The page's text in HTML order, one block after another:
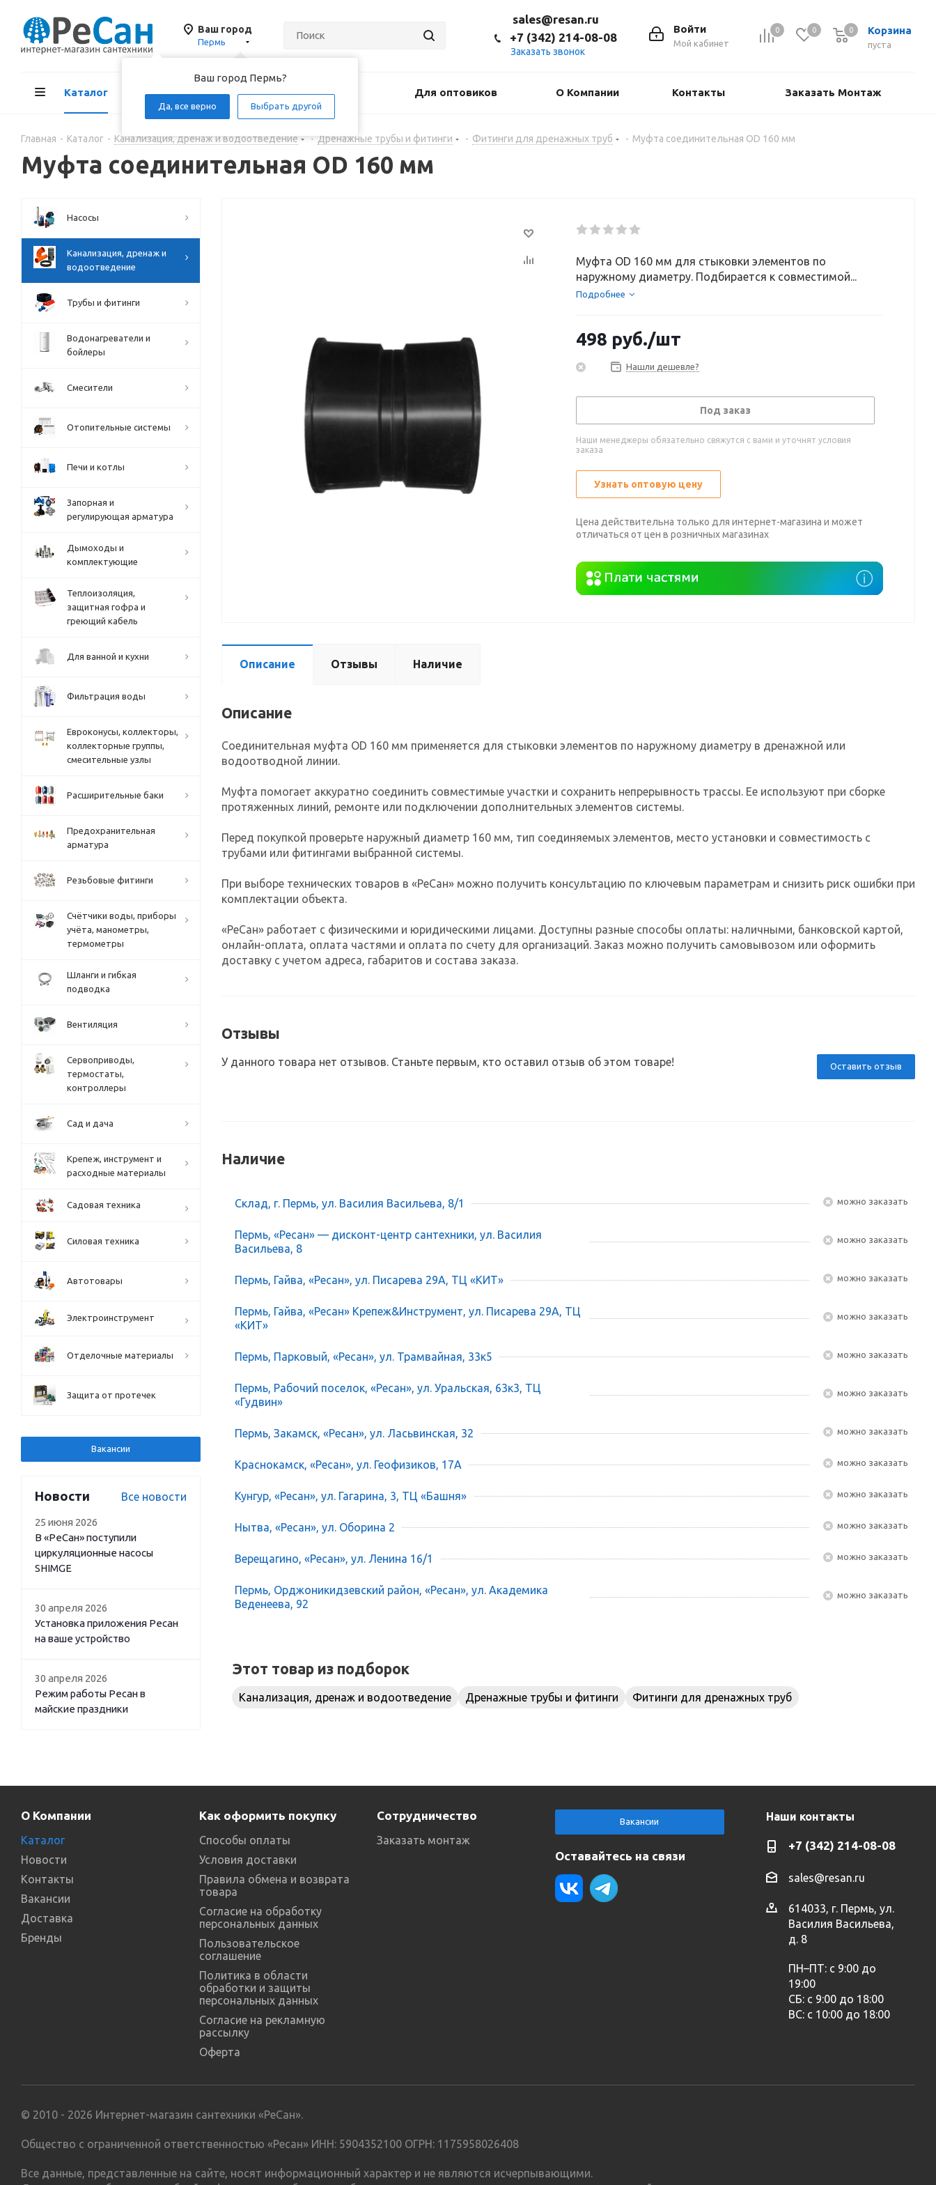
Ваш город
Пермь
Ваш город Пермь?
Да, все верно Выбрать другой
0 0 Корзина
пуста
0
Войти
Мой кабинет
sales@resan.ru
+7 (342) 214-08-08
Заказать звонок
Каталог Акции Доставка Для оптовиков О Компании Контакты Заказать Монтаж
Главная - Каталог - Канализация, дренаж и водоотведение - Дренажные трубы и фитинги - Фитинги для дренажных труб - Муфта соединительная OD 160 мм
Муфта соединительная OD 160 мм
Муфта OD 160 мм для стыковки элементов по
наружному диаметру. Подбирается к совместимой...
Подробнее
498 руб./шт
Нашли дешевле?
Под заказ
Наши менеджеры обязательно свяжутся с вами и уточнят условия
заказа
Узнать оптовую цену
Цена действительна только для интернет-магазина и может
отличаться от цен в розничных магазинах
Описание Отзывы Наличие
Описание
Соединительная муфта OD 160 мм применяется для стыковки элементов по наружному диаметру в дренажной или
водоотводной линии.
Муфта помогает аккуратно соединить совместимые участки и сохранить непрерывность трассы. Ее используют при сборке
протяженных линий, ремонте или подключении дополнительных элементов системы.
Перед покупкой проверьте наружный диаметр 160 мм, тип соединяемых элементов, место установки и совместимость с
трубами или фитингами выбранной системы.
При выборе технических товаров в «РеСан» можно получить консультацию по ключевым параметрам и снизить риск ошибки при
комплектации объекта.
«РеСан» работает с физическими и юридическими лицами. Доступны разные способы оплаты: наличными, банковской картой,
онлайн-оплата, оплата частями и оплата по счету для организаций. Заказ можно получить самовывозом или оформить
доставку с учетом адреса, габаритов и состава заказа.
Отзывы
Оставить отзыв
У данного товара нет отзывов. Станьте первым, кто оставил отзыв об этом товаре!
Наличие
Склад, г. Пермь, ул. Василия Васильева, 8/1 Можно заказать
Пермь, «Ресан» — дисконт-центр сантехники, ул. Василия
Васильева, 8
Можно заказать
Пермь, Гайва, «Ресан», ул. Писарева 29А, ТЦ «КИТ» Можно заказать
Пермь, Гайва, «Ресан» Крепеж&Инструмент, ул. Писарева 29А, ТЦ
«КИТ»
Можно заказать
Пермь, Парковый, «Ресан», ул. Трамвайная, 33к5 Можно заказать
Пермь, Рабочий поселок, «Ресан», ул. Уральская, 63к3, ТЦ
«Гудвин»
Можно заказать
Пермь, Закамск, «Ресан», ул. Ласьвинская, 32 Можно заказать
Краснокамск, «Ресан», ул. Геофизиков, 17А Можно заказать
Кунгур, «Ресан», ул. Гагарина, 3, ТЦ «Башня» Можно заказать
Нытва, «Ресан», ул. Оборина 2 Можно заказать
Верещагино, «Ресан», ул. Ленина 16/1 Можно заказать
Пермь, Орджоникидзевский район, «Ресан», ул. Академика
Веденеева, 92
Можно заказать
Этот товар из подборок
Канализация, дренаж и водоотведение Дренажные трубы и фитинги Фитинги для дренажных труб
Насосы
Канализация, дренаж и
водоотведение
Трубы и фитинги
Водонагреватели и
бойлеры
Смесители
Отопительные системы
Печи и котлы
Запорная и
регулирующая арматура
Дымоходы и
комплектующие
Теплоизоляция,
защитная гофра и
греющий кабель
Для ванной и кухни
Фильтрация воды
Евроконусы, коллекторы,
коллекторные группы,
смесительные узлы
Расширительные баки
Предохранительная
арматура
Резьбовые фитинги
Счётчики воды, приборы
учёта, манометры,
термометры
Шланги и гибкая
подводка
Вентиляция
Сервоприводы,
термостаты,
контроллеры
Сад и дача
Крепеж, инструмент и
расходные материалы
Садовая техника
Силовая техника
Автотовары
Электроинструмент
Отделочные материалы
Защита от протечек
Вакансии
Новости Все новости
25 июня 2026
В «РеСан» поступили
циркуляционные насосы
SHIMGE
30 апреля 2026
Установка приложения Ресан
на ваше устройство
30 апреля 2026
Режим работы Ресан в
майские праздники
О Компании
Каталог
Новости
Контакты
Вакансии
Доставка
Бренды
Как оформить покупку
Способы оплаты
Условия доставки
Правила обмена и возврата
товара
Согласие на обработку
персональных данных
Пользовательское
соглашение
Политика в области
обработки и защиты
персональных данных
Согласие на рекламную
рассылку
Оферта
Сотрудничество
Заказать монтаж
Вакансии
Оставайтесь на связи
Наши контакты
+7 (342) 214-08-08
sales@resan.ru
614033, г. Пермь, ул.
Василия Васильева,
д. 8
ПН–ПТ: с 9:00 до
19:00
СБ: с 9:00 до 18:00
ВС: с 10:00 до 18:00
© 2010 - 2026 Интернет-магазин сантехники «РеСан».
Общество с ограниченной ответственностью «Ресан» ИНН: 5904352100 ОГРН: 1175958026408
Все данные, представленные на сайте, носят информационный характер и не являются исчерпывающими.